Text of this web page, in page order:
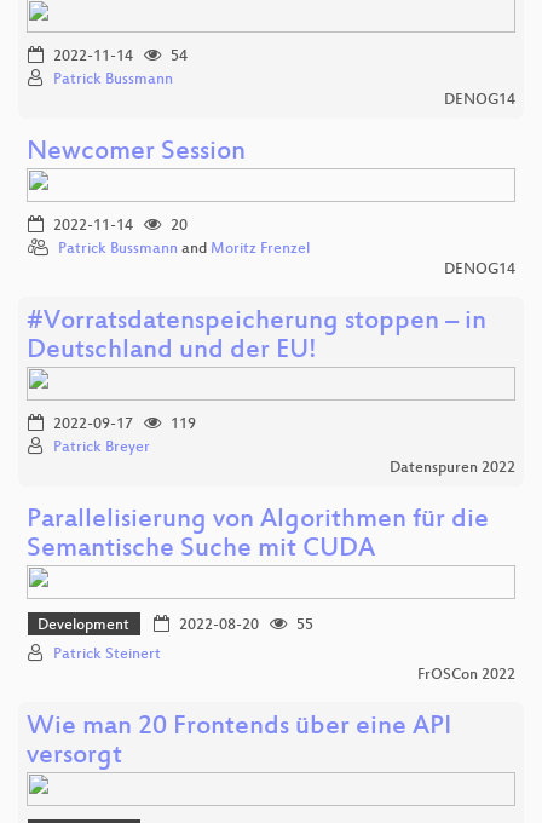
2022-11-14
54
Patrick Bussmann
DENOG14
Newcomer Session
2022-11-14
20
Patrick Bussmann and Moritz Frenzel
DENOG14
#Vorratsdatenspeicherung stoppen – in
Deutschland und der EU!
2022-09-17
119
Patrick Breyer
Datenspuren 2022
Parallelisierung von Algorithmen für die
Semantische Suche mit CUDA
Development 2022-08-20
55
Patrick Steinert
FrOSCon 2022
Wie man 20 Frontends über eine API
versorgt